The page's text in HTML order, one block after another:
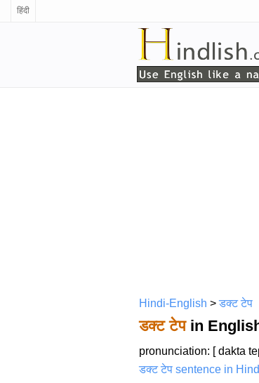
हिंदी
Hindi-English >डक्ट टेप
डक्ट टेपin
pronunciation: [ dakta
डक्ट टेप sentence in